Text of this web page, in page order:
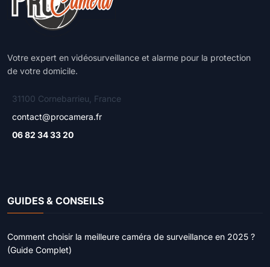
Votre expert en vidéosurveillance et alarme pour la protection
de votre domicile.
31100 Cornebarrieu, France
contact@procamera.fr
06 82 34 33 20
GUIDES & CONSEILS
Comment choisir la meilleure caméra de surveillance en 2025 ?
(Guide Complet)